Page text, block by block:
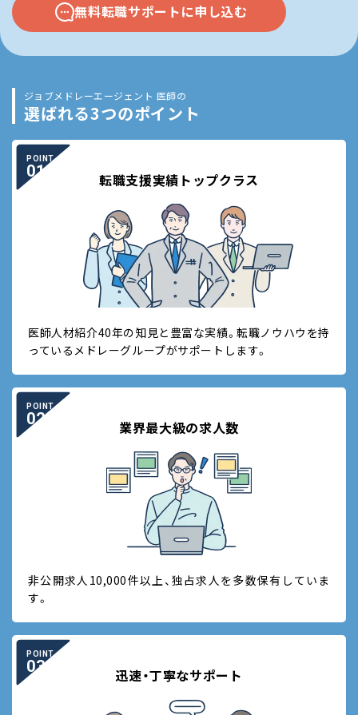
無料転職サポートに申し込む
ジョブメドレーエージェント 医師の
選ばれる3つのポイント
POINT
01 転職支援実績トップクラス
医師人材紹介40年の知見と豊富な実績。転職ノウハウを持
っているメドレーグループがサポートします。
POINT
02 業界最大級の求人数
非公開求人10,000件以上、独占求人を多数保有していま
す。
POINT
03 迅速・丁寧なサポート